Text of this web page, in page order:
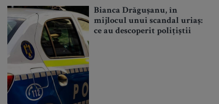
Bianca Drăgușanu, în
mijlocul unui scandal uriaș:
ce au descoperit polițiștii